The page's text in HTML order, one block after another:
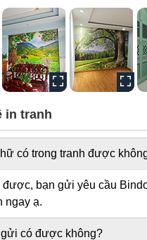
in tranh
có trong tranh được
bạn gửi yêu cầu
ngay ạ.
có được không?